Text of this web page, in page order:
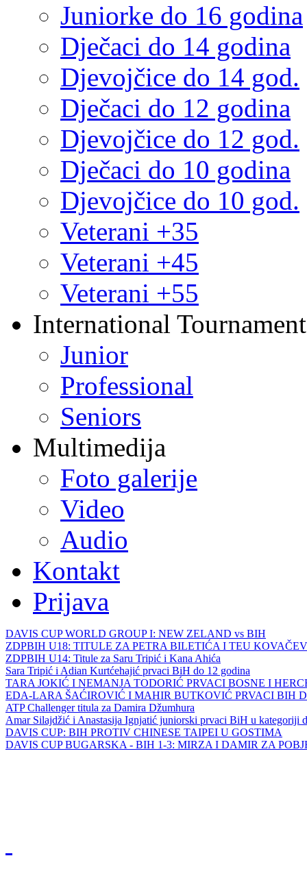
Juniorke do 16 godina
Dječaci do 14 godina
Djevojčice do 14 god.
Dječaci do 12 godina
Djevojčice do 12 god.
Dječaci do 10 godina
Djevojčice do 10 god.
Veterani +35
Veterani +45
Veterani +55
International
Junior
Professional
Seniors
Multimedija
Foto galerije
Video
Audio
Kontakt
Prijava
DAVIS CUP WORLD GROUP I: NEW ZELAND vs BIH
ZDPBIH U18: TITULE ZA PETRA BILETIĆA I TEU
ZDPBIH U14: Titule za Saru Tripić i Kana Ahića
Sara Tripić i Adian Kurtćehajić prvaci BiH do 12 godina
TARA JOKIĆ I NEMANJA TODORIĆ PRVACI BOSNE I
EDA-LARA ŠAĆIROVIĆ I MAHIR BUTKOVIĆ PRVACI BIH
ATP Challenger titula za Damira Džumhura
Amar Silajdžić i Anastasija Ignjatić juniorski prvaci BiH u kategoriji
DAVIS CUP: BIH PROTIV CHINESE TAIPEI U GOSTIMA
DAVIS CUP BUGARSKA - BIH 1-3: MIRZA I DAMIR ZA